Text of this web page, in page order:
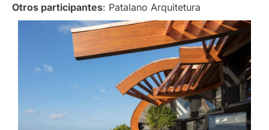
Otros participantes: Patalano Arquitetura